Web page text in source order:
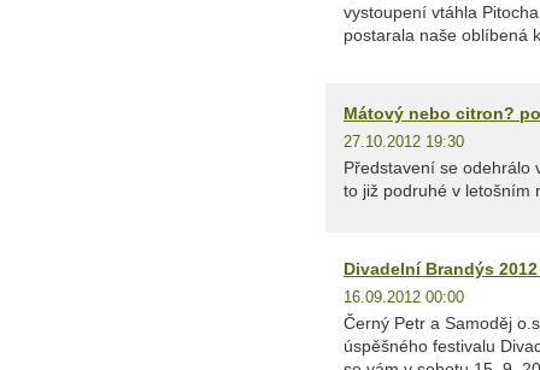
vystoupení vtáhla
postarala naše oblíbená
Mátový nebo citron?
27.10.2012 19:30
Představení se odehrálo
to již podruhé v letošním
Divadelní Brandýs
16.09.2012 00:00
Černý Petr a Samoděj
úspěšného festivalu